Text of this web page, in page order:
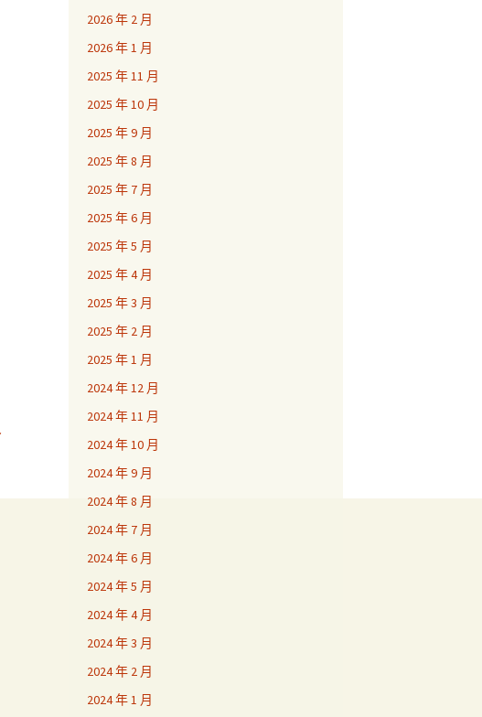
2026 年 2 月
2026 年 1 月
2025 年 11 月
2025 年 10 月
2025 年 9 月
2025 年 8 月
2025 年 7 月
2025 年 6 月
2025 年 5 月
2025 年 4 月
2025 年 3 月
2025 年 2 月
2025 年 1 月
2024 年 12 月
2024 年 11 月
2024 年 10 月
2024 年 9 月
2024 年 8 月
2024 年 7 月
2024 年 6 月
2024 年 5 月
2024 年 4 月
2024 年 3 月
2024 年 2 月
2024 年 1 月